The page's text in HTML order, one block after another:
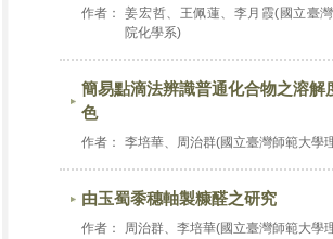
作者：
姜宏哲、王佩蓮、李月霞(國立臺
院化學系)
簡易點滴法辨識普通化合物之溶解
色
作者： 李培華、周治群(國立臺灣師範大學
由玉蜀黍穗軸製糠醛之研究
作者： 周治群、李培華(國立臺灣師範大學